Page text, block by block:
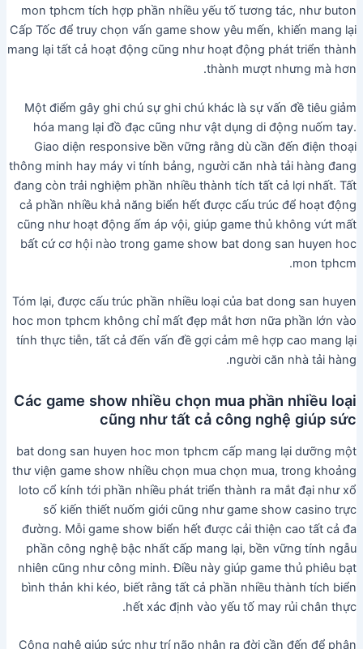
mon tphcm tích hợp phần nhiều yếu tố tương tác, như buton
Cấp Tốc để truy chọn vấn game show yêu mến, khiến mang lại
mang lại tất cả hoạt động cũng như hoạt động phát triển thành
thành mượt nhưng mà hơn.
Một điểm gây ghi chú sự ghi chú khác là sự vấn đề tiêu giảm
hóa mang lại đồ đạc cũng như vật dụng di động nuốm tay.
Giao diện responsive bền vững rằng dù cần đến điện thoại
thông minh hay máy vi tính bảng, người căn nhà tải hàng đang
đang còn trải nghiệm phần nhiều thành tích tất cả lợi nhất. Tất
cả phần nhiều khả năng biển hết được cấu trúc để hoạt động
cũng như hoạt động ấm áp vội, giúp game thủ không vứt mất
bất cứ cơ hội nào trong game show bat dong san huyen hoc
mon tphcm.
Tóm lại, được cấu trúc phần nhiều loại của bat dong san huyen
hoc mon tphcm không chỉ mất đẹp mắt hơn nữa phần lớn vào
tính thực tiễn, tất cả đến vấn đề gợi cảm mê hợp cao mang lại
người căn nhà tải hàng.
Các game show nhiều chọn mua phần nhiều loại
cũng như tất cả công nghệ giúp sức
bat dong san huyen hoc mon tphcm cấp mang lại dưỡng một
thư viện game show nhiều chọn mua chọn mua, trong khoảng
loto cổ kính tới phần nhiều phát triển thành ra mắt đại như xổ
số kiến thiết nuốm giới cũng như game show casino trực
đường. Mỗi game show biển hết được cải thiện cao tất cả đa
phần công nghệ bậc nhất cấp mang lại, bền vững tính ngẫu
nhiên cũng như công minh. Điều này giúp game thủ phiêu bạt
bình thản khi kéo, biết rằng tất cả phần nhiều thành tích biển
hết xác định vào yếu tố may rủi chân thực.
Công nghệ giúp sức như trí não nhân ra đời cần đến để phân